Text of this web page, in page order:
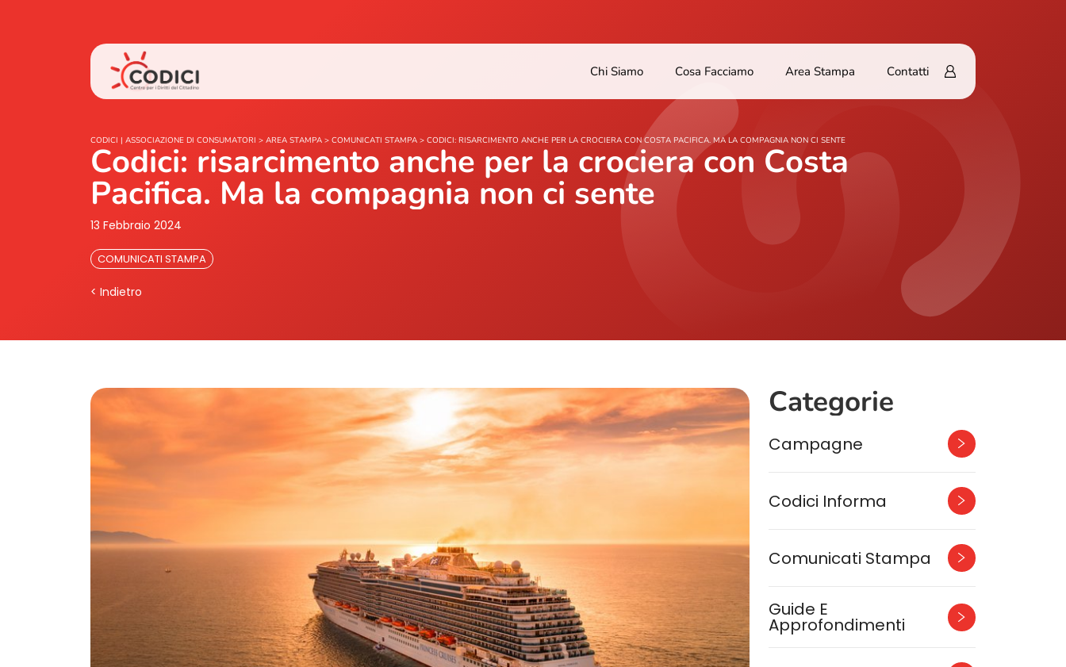
Chi Siamo Cosa Facciamo Area Stampa Contatti
CODICI | ASSOCIAZIONE DI CONSUMATORI > AREA STAMPA > COMUNICATI STAMPA > CODICI: RISARCIMENTO ANCHE PER LA CROCIERA CON COSTA PACIFICA. MA LA COMPAGNIA NON CI SENTE
Codici: risarcimento anche per la crociera con Costa
Pacifica. Ma la compagnia non ci sente
13 Febbraio 2024
COMUNICATI STAMPA
< Indietro
Categorie
Campagne
Codici Informa
Comunicati Stampa
Guide E
Approfondimenti